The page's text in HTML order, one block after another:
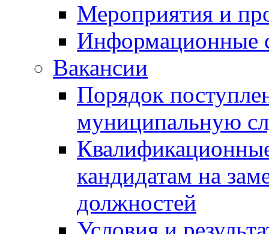
Мероприятия и
Информационные
Вакансии
Порядок
муниципальную
кандидатам на
должностей